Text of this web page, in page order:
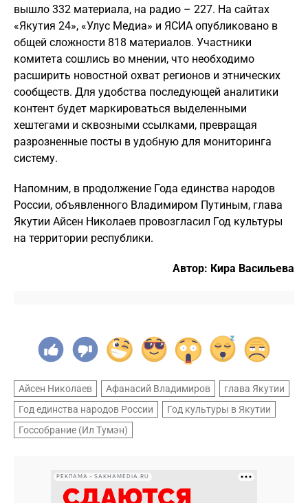
вышло 332 материала, на радио – 227. На сайтах
«Якутия 24», «Улус Медиа» и ЯСИА опубликовано в
общей сложности 818 материалов. Участники
комитета сошлись во мнении, что необходимо
расширить новостной охват регионов и этнических
сообществ. Для удобства последующей аналитики
контент будет маркироваться выделенными
хештегами и сквозными ссылками, превращая
разрозненные посты в удобную для мониторинга
систему.
Напомним, в продолжение Года единства народов
России, объявленного Владимиром Путиным, глава
Якутии Айсен Николаев провозгласил Год культуры
на территории республики.
Автор: Кира Васильева
Айсен Николаев Афанасий Владимиров
глава Якутии
Год единства народов России
Год культуры в Якутии
Госсобрание (Ил Тумэн)
РЕКЛАМА • SAKHAMEDIA.RU